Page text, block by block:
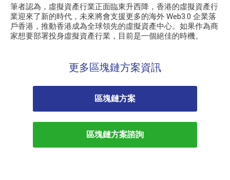
筆者認為，虛擬資產行業正面臨東升西降，香港的虛擬資產行
業迎來了新的時代，未來將會支援更多的海外Web3.0 企業落
戶香港，推動香港成為全球領先的虛擬資產中心。如果作為商
家想要部署投身虛擬資產行業，目前是一個絕佳的時機。
更多區塊鏈方案資訊
區塊鏈方案
區塊鏈方案諮詢